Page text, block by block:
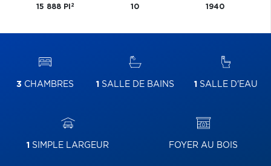
15 888 PI 2
10
1940
3 CHAMBRES 1 SALLE DE BAINS 1 SALLE D'EAU
1 SIMPLE LARGEUR FOYER AU BOIS